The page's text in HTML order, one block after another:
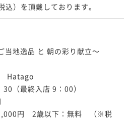
）を頂戴しております。
当地逸品 と 朝の彩り献立～
円　2歳以下：無料　（※税